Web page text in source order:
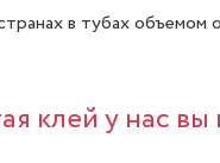
в тубах
клей у нас вы